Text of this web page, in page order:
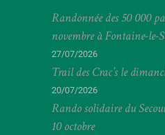
Randonnée des 50 000
novembre à Fontaine-le-
27/07/2026
Trail des Crac’s le
20/07/2026
Rando solidaire du
10 octobre